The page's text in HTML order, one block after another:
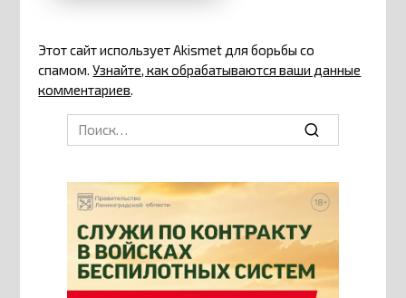
Этот сайт использует Akismet для борьбы со
спамом.Узнайте, как обрабатываются ваши данные
комментариев.
Search
for: